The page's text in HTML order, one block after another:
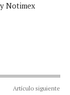
Notimex
Artículo siguiente